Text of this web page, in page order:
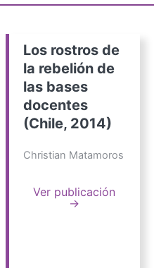
Los rostros de
la rebelión de
las bases
docentes
(Chile, 2014)
Christian Matamoros
Ver publicación
→